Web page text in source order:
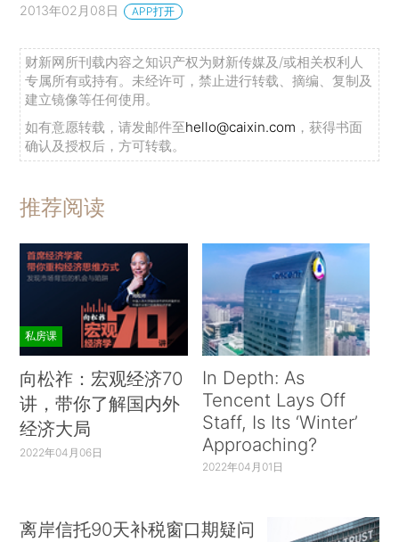
2013年02月08日 APP打开
财新网所刊载内容之知识产权为财新传媒及/或相关权利人
专属所有或持有。未经许可，禁止进行转载、摘编、复制及
建立镜像等任何使用。
如有意愿转载，请发邮件至hello@caixin.com ，获得书面
确认及授权后，方可转载。
推荐阅读
私房课
向松祚：宏观经济70
讲，带你了解国内外
经济大局
2022年04月06日
In Depth: As
Tencent Lays Off
Staff, Is Its ‘Winter’
Approaching?
2022年04月01日
离岸信托90天补税窗口期疑问